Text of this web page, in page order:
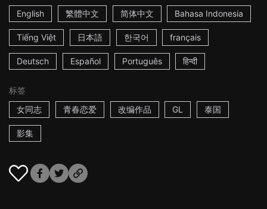
English
繁體中文 简体中文 Bahasa Indonesia
Tiếng Việt 日本語 한국어 français
Deutsch Español Português हिन्दी
标签
女同志
青春恋爱 改编作品 GL 泰国
影集